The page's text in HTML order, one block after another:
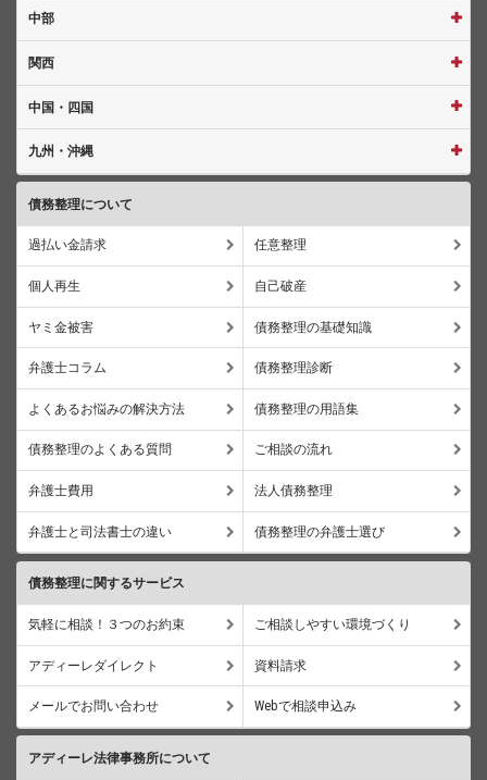
中部
関西
中国・四国
九州・沖縄
債務整理について
過払い金請求 任意整理
個人再生 自己破産
ヤミ金被害 債務整理の基礎知識
弁護士コラム 債務整理診断
よくあるお悩みの解決方法 債務整理の用語集
債務整理のよくある質問 ご相談の流れ
弁護士費用 法人債務整理
弁護士と司法書士の違い 債務整理の弁護士選び
債務整理に関するサービス
気軽に相談！３つのお約束 ご相談しやすい環境づくり
アディーレダイレクト 資料請求
メールでお問い合わせ Webで相談申込み
アディーレ法律事務所について